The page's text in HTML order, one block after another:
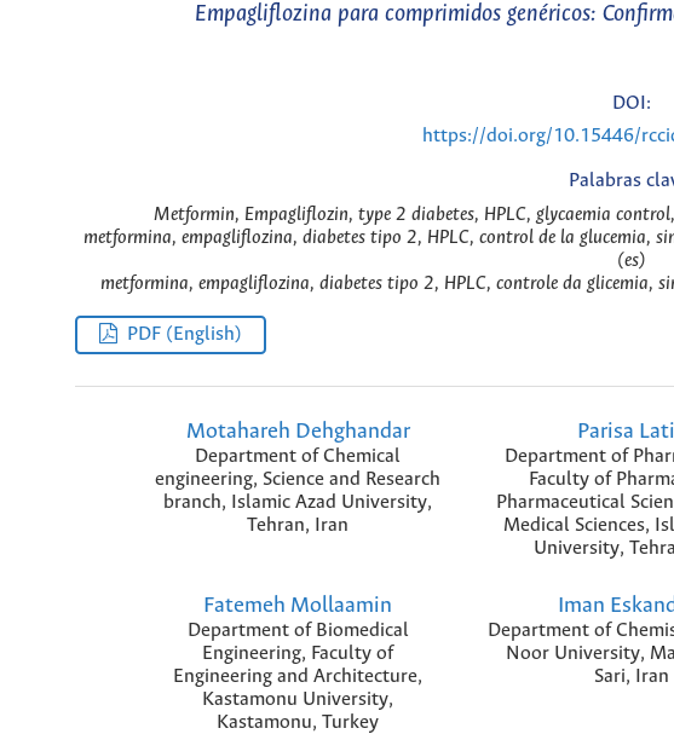
Empagliflozina para comprimidos genéricos:
DOI:
https://doi.org/10.15446/
Palabras
Metformin, Empagliflozin, type 2 diabetes, HPLC, glycaemia
metformina, empagliflozina, diabetes tipo 2, HPLC, control de la glucemia,
(es)
metformina, empagliflozina, diabetes tipo 2, HPLC, controle da glicemia,
PDF (English)
Motahareh Dehghandar
Department of Chemical
engineering, Science and Research
branch, Islamic Azad University,
Tehran, Iran
Parisa
Department of
Faculty of
Pharmaceutical
Medical Sciences,
University,
Fatemeh Mollaamin
Department of Biomedical
Engineering, Faculty of
Engineering and Architecture,
Kastamonu University,
Kastamonu, Turkey
Iman
Department of
Noor University,
Sari, Iran